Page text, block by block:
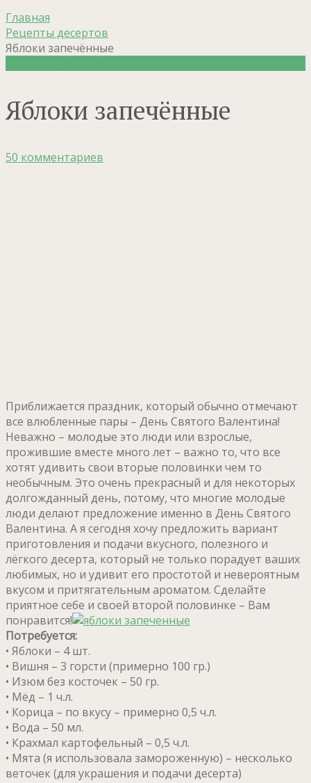
Главная
Рецепты десертов
Яблоки запечённые
Яблоки запечённые
50 комментариев
Приближается праздник, который обычно отмечают
все влюбленные пары – День Святого Валентина!
Неважно – молодые это люди или взрослые,
прожившие вместе много лет – важно то, что все
хотят удивить свои вторые половинки чем то
необычным. Это очень прекрасный и для некоторых
долгожданный день, потому, что многие молодые
люди делают предложение именно в День Святого
Валентина. А я сегодня хочу предложить вариант
приготовления и подачи вкусного, полезного и
лёгкого десерта, который не только порадует ваших
любимых, но и удивит его простотой и невероятным
вкусом и притягательным ароматом. Сделайте
приятное себе и своей второй половинке – Вам
понравится!
Потребуется:
• Яблоки – 4 шт.
• Вишня – 3 горсти (примерно 100 гр.)
• Изюм без косточек – 50 гр.
• Мёд – 1 ч.л.
• Корица – по вкусу – примерно 0,5 ч.л.
• Вода – 50 мл.
• Крахмал картофельный – 0,5 ч.л.
• Мята (я использовала замороженную) – несколько
веточек (для украшения и подачи десерта)